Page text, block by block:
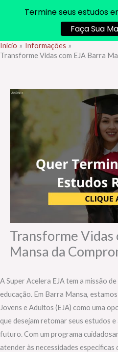
Ir
para
Início
Informações
Transforme Vidas com EJA Barra
Transforme Vidas
Mansa da
A Super Acelera EJA tem a missão
educação. Em Barra Mansa,
Jovens e Adultos (EJA) como uma
que desejam retomar seus estudos
futuro. Com um programa
atender às necessidades
Termine seus estudos
Faça Sua